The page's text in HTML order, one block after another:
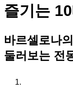
즐기는
바르셀로나
둘러보는 전